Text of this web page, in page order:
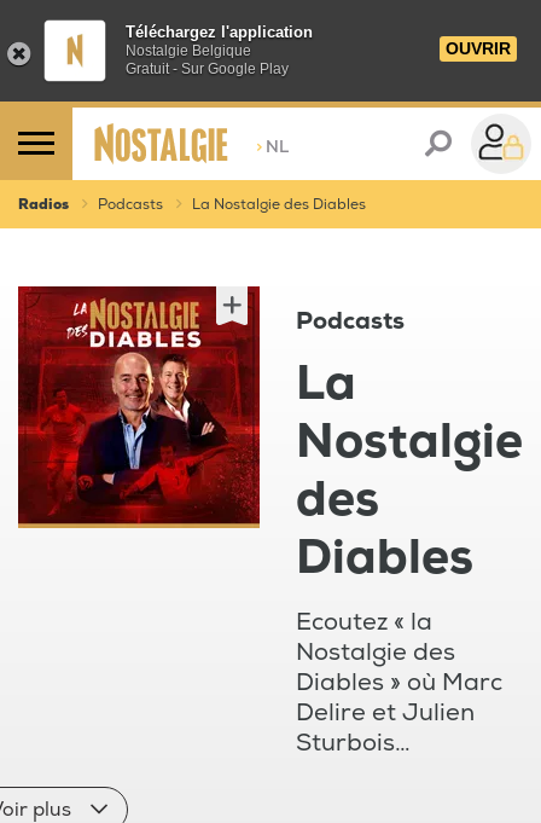
Téléchargez l'application
Nostalgie Belgique
Gratuit - Sur Google Play
OUVRIR
> NL
Radios Podcasts La Nostalgie des Diables
Podcasts
La
Nostalgie
des
Diables
Ecoutez « la
Nostalgie des
Diables » où Marc
Delire et Julien
Sturbois
plus